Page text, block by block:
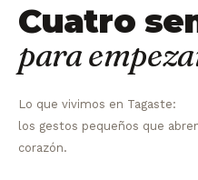
Cuatro
para
Lo que vivimos en Tagaste:
los gestos pequeños que
corazón.